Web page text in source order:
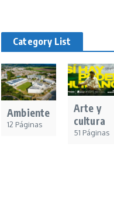
Category List
Ambiente
12 Páginas
Arte y
cultura
51 Páginas